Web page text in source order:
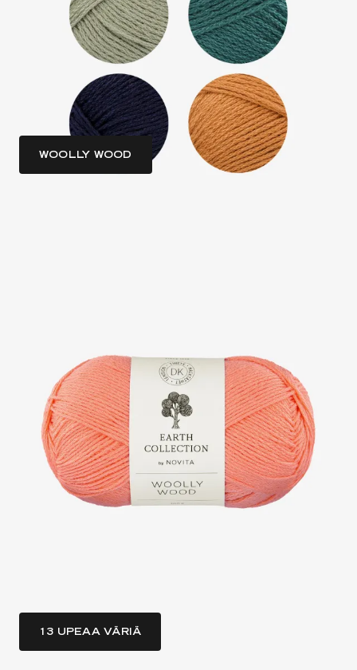
WOOLLY WOOD
13 UPEAA VÄRIÄ